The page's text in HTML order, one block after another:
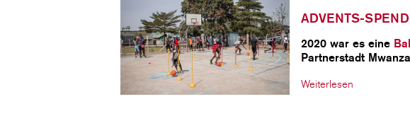
ADVENTS-
2020 war es eine
Partnerstadt
Weiterlesen